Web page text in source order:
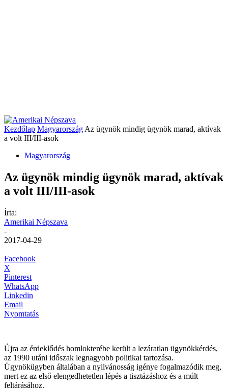
Kezdőlap Magyarország Az ügynök mindig ügynök marad, aktívak
a volt III/III-asok
Magyarország
Az ügynök mindig ügynök marad, aktívak
a volt III/III-asok
Írta:
Amerikai Népszava
-
2017-04-29
Facebook
X
Pinterest
WhatsApp
Linkedin
Email
Nyomtatás
Újra az érdeklődés homlokterébe került a lezáratlan ügynökkérdés,
az 1990 utáni időszak legnagyobb politikai tartozása.
Ügynökügyben általában a nyilvánosság igénye fogalmazódik meg,
mert ez az első elengedhetetlen lépés a tisztázáshoz és a múlt
feltárásához.